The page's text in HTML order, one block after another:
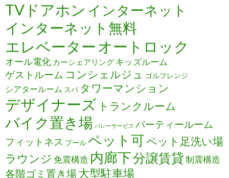
TVドアホン インターネット
インターネット無料
エレベーター オートロック
オール電化 カーシェアリング キッズルーム
ゲストルーム コンシェルジュ ゴルフレンジ
シアタールーム スパ タワーマンション
デザイナーズ トランクルーム
バイク置き場 バレーサービス パーティールーム
フィットネス プールペット可ペット足洗い場
ラウンジ 免震構造 内廊下分譲賃貸制震構造
各階ゴミ置き場大型駐車場